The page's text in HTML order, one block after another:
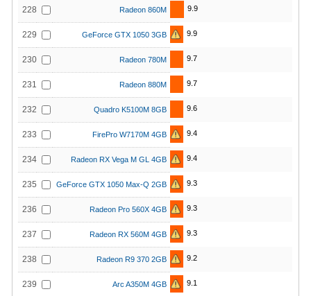
228 Radeon 860M 9.9
229 GeForce GTX 1050 3GB 9.9
230 Radeon 780M 9.7
231 Radeon 880M 9.7
232 Quadro K5100M 8GB 9.6
233 FirePro W7170M 4GB 9.4
234 Radeon RX Vega M GL 4GB 9.4
235 GeForce GTX 1050 Max-Q 2GB 9.3
236 Radeon Pro 560X 4GB 9.3
237 Radeon RX 560M 4GB 9.3
238 Radeon R9 370 2GB 9.2
239 Arc A350M 4GB 9.1